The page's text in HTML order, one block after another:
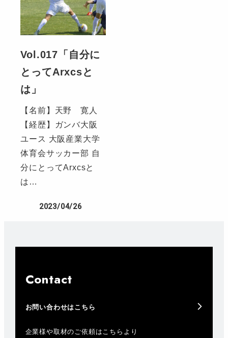
Vol.017「自分に
とってArxcsと
は」
【名前】天野 寛人
【経歴】ガンバ大阪
ユース 大阪産業大学
体育会サッカー部 自
分にとってArxcsと
は…
2023/04/26
Contact
お問い合わせはこちら
企業様や取材のご依頼はこちらより